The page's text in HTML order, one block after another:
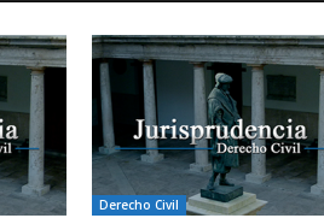
Derecho Civil